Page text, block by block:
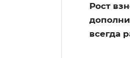
Рост
всегда